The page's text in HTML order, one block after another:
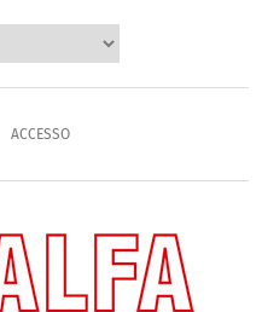
ACCESSO